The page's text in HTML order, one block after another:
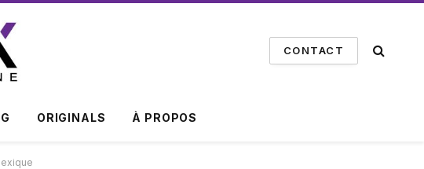
CONTACT
ORIGINALS À PROPOS